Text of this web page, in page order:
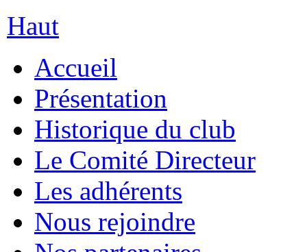
Haut
Accueil
Présentation
Historique du club
Le Comité Directeur
Les adhérents
Nous rejoindre